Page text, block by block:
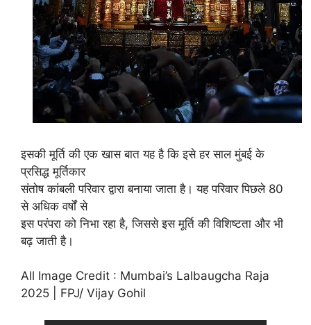
इसकी मूर्ति की एक खास बात यह है कि इसे हर साल मुंबई के
प्रसिद्ध मूर्तिकार
संतोष कांबली परिवार द्वारा बनाया जाता है। यह परिवार पिछले 80
से अधिक वर्षों से
इस परंपरा को निभा रहा है, जिससे इस मूर्ति की विशिष्टता और भी
बढ़ जाती है।
All Image Credit : Mumbai’s Lalbaugcha Raja
2025 | FPJ/ Vijay Gohil